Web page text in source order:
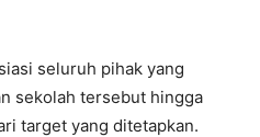
seluruh pihak yang
sekolah tersebut hingga
target yang ditetapkan.